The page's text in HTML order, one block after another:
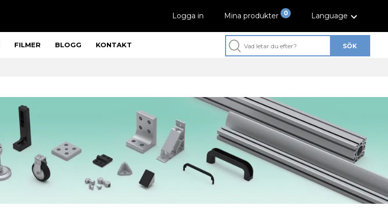
SÖK
Logga in 0
Mina produkter Language
FILMER BLOGG KONTAKT